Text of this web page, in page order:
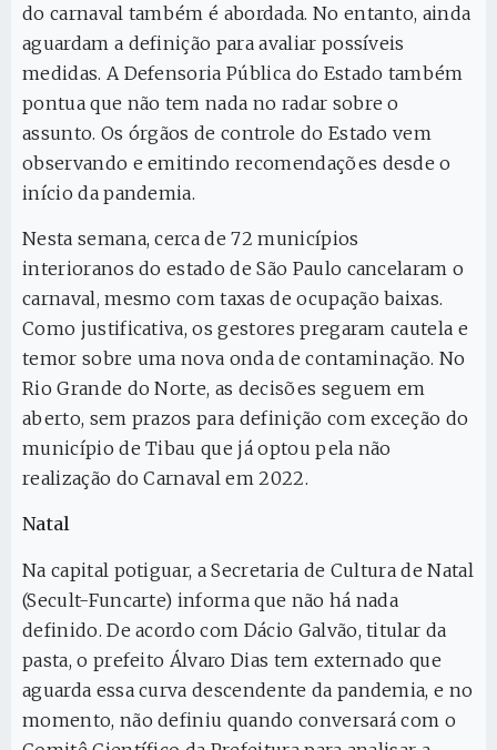
do carnaval também é abordada. No entanto, ainda
aguardam a definição para avaliar possíveis
medidas. A Defensoria Pública do Estado também
pontua que não tem nada no radar sobre o
assunto. Os órgãos de controle do Estado vem
observando e emitindo recomendações desde o
início da pandemia.
Nesta semana, cerca de 72 municípios
interioranos do estado de São Paulo cancelaram o
carnaval, mesmo com taxas de ocupação baixas.
Como justificativa, os gestores pregaram cautela e
temor sobre uma nova onda de contaminação. No
Rio Grande do Norte, as decisões seguem em
aberto, sem prazos para definição com exceção do
município de Tibau que já optou pela não
realização do Carnaval em 2022.
Natal
Na capital potiguar, a Secretaria de Cultura de Natal
(Secult-Funcarte) informa que não há nada
definido. De acordo com Dácio Galvão, titular da
pasta, o prefeito Álvaro Dias tem externado que
aguarda essa curva descendente da pandemia, e no
momento, não definiu quando conversará com o